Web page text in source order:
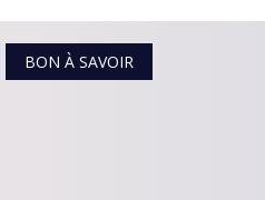
De *
BON À SAVOIR